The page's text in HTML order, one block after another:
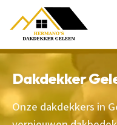
Dakdekker
Onze dakdekkers in